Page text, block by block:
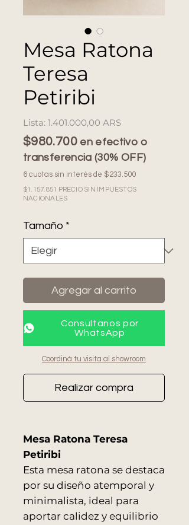
Mesa Ratona
Teresa
Petiribi
1.401.000,00 ARSPrecio
$980.700en efectivo o
transferencia (30% OFF)
6 cuotas sin interés de $233.500
$1.157.851 PRECIO SIN IMPUESTOS
NACIONALES
Tamaño *
Agregar al carrito
Consultanos por
WhatsApp
Coordiná tu visita al showroom
Realizar compra
Mesa Ratona Teresa
Petiribi
Esta mesa ratona se destaca
por su diseño atemporal y
minimalista, ideal para
aportar calidez y equilibrio